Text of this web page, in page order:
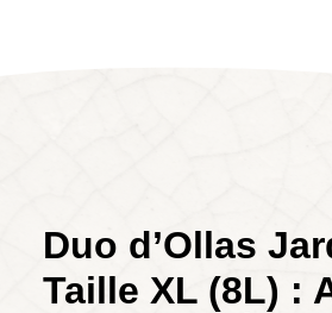
Duo d’Ollas
Taille XL (8L) :